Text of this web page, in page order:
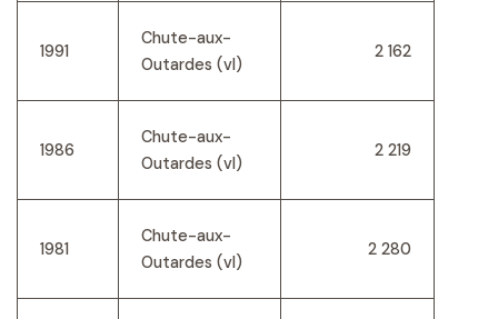
1991
Chute-aux-
Outardes (vl)
2 162
1986
Chute-aux-
Outardes (vl)
2 219
1981
Chute-aux-
Outardes (vl)
2 280